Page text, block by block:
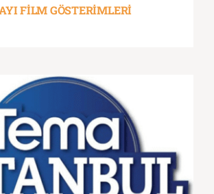
FİLM GÖSTERİMLERİ